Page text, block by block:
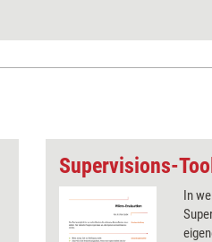
Supervisions-
In